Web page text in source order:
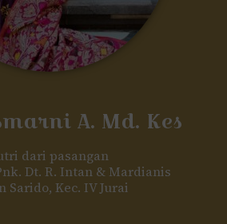
A. Md. Kes
dari pasangan
Dt. R. Intan & Mardianis
Sarido, Kec. IV Jurai